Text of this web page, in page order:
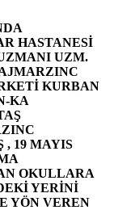
HASTANESİ
UZM.
MARZINC
KURBAN
KA
, 19 MAYIS
OKULLARA
YERİNİ
YÖN VEREN